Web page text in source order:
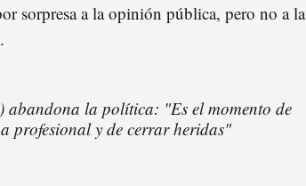
sorpresa a la opinión pública, pero no a la
abandona la política: "Es el momento de
profesional y de cerrar heridas"